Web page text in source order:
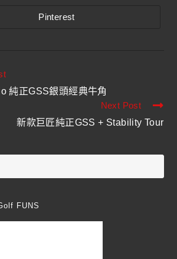
Pinterest
純正GSS銀頭經典牛角
Next Post
新款巨匠純正GSS + Stability Tour
FUNS